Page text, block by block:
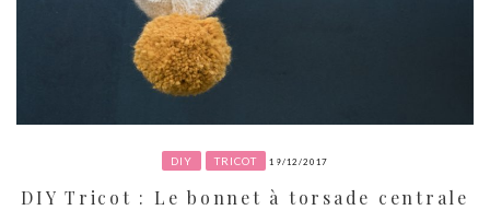
DIY TRICOT 19/12/2017
DIY Tricot : Le bonnet à torsade centrale